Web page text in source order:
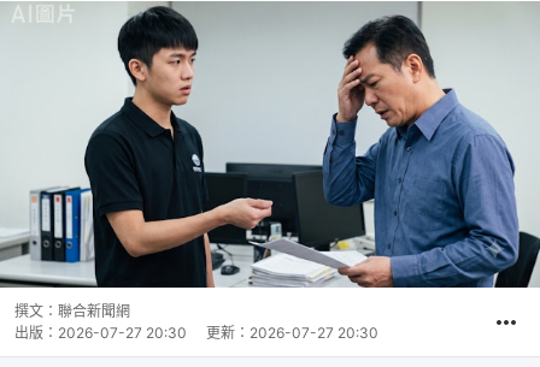
撰文： 聯合新聞網
出版： 2026-07-27 20:30 更新： 2026-07-27 20:30